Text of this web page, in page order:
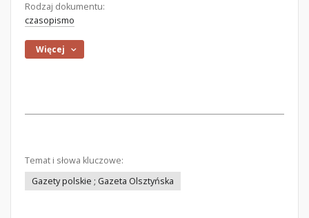
Rodzaj dokumentu:
czasopismo
Więcej
Temat i słowa kluczowe:
Gazety polskie ; Gazeta Olsztyńska